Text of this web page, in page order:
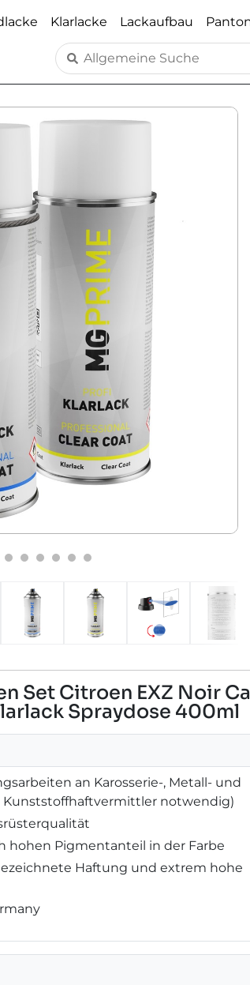
Klarlacke Lackaufbau
Set Citroen EXZ Noir
Spraydose 400ml
an Karosserie-, Metall- und
Kunststoffhaftvermittler notwendig)
hohen Pigmentanteil in der Farbe
Haftung und extrem hohe